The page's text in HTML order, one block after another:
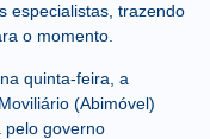
especialistas, trazendo
o momento.
quinta-feira, a
(Abimóvel)
pelo governo